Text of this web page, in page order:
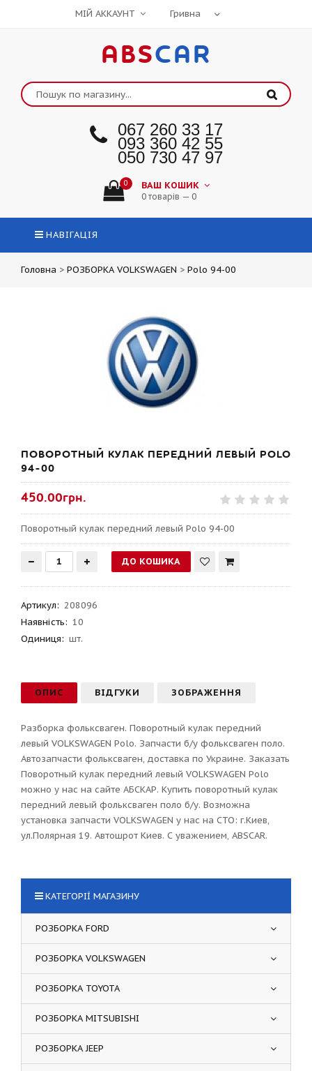
МІЙ АККАУНТ
ABSCAR
067 260 33 17
093 360 42 55
050 730 47 97
0 ВАШ КОШИК
0 товарів — 0
НАВІГАЦІЯ
Головна > РОЗБОРКА VOLKSWAGEN > Polo 94-00
ПОВОРОТНЫЙ КУЛАК ПЕРЕДНИЙ ЛЕВЫЙ POLO
94-00
450.00грн.
Поворотный кулак передний левый Polo 94-00
Артикул: 208096
Наявність: 10
Одиниця: шт.
ОПИС ВІДГУКИ ЗОБРАЖЕННЯ
Разборка фольксваген. Поворотный кулак передний
левый VOLKSWAGEN Polo. Запчасти б/у фольксваген поло.
Автозапчасти фольксваген, доставка по Украине. Заказать
Поворотный кулак передний левый VOLKSWAGEN Polo
можно у нас на сайте АБСКАР. Купить поворотный кулак
передний левый фольксваген поло б/у. Возможна
установка запчасти VOLKSWAGEN у нас на СТО: г.Киев,
ул.Полярная 19. Автошрот Киев. С уважением, ABSCAR.
КАТЕГОРІЇ МАГАЗИНУ
РОЗБОРКА FORD
РОЗБОРКА VOLKSWAGEN
РОЗБОРКА TOYOTA
РОЗБОРКА MITSUBISHI
РОЗБОРКА JEEP